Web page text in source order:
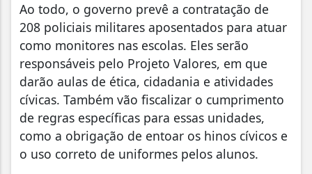
Ao todo, o governo prevê a contratação de
208 policiais militares aposentados para atuar
como monitores nas escolas. Eles serão
responsáveis pelo Projeto Valores, em que
darão aulas de ética, cidadania e atividades
cívicas. Também vão fiscalizar o cumprimento
de regras específicas para essas unidades,
como a obrigação de entoar os hinos cívicos e
o uso correto de uniformes pelos alunos.